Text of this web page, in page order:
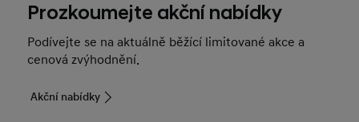
Prozkoumejte akční nabídky
Podívejte se na aktuálně běžící limitované akce a
cenová zvýhodnění.
Akční nabídky